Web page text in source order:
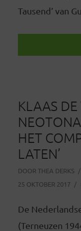
Tausend’ van
KLAAS
HET
LATEN’
DOOR THEA DERKS
25 OKTOBER 2017
De
(Terneuzen